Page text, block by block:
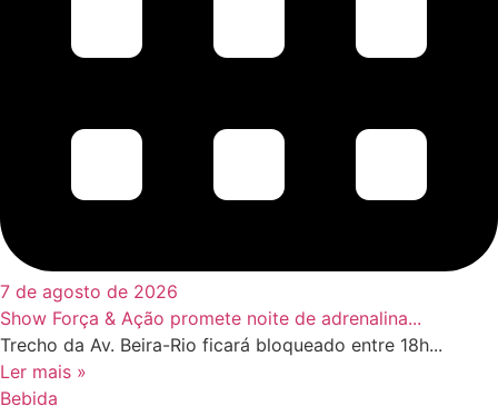
7 de agosto de 2026
Show Força & Ação promete noite de adrenalina...
Trecho da Av. Beira-Rio ficará bloqueado entre 18h...
Ler mais »
Bebida